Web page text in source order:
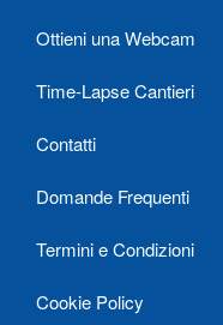
Ottieni una Webcam
Time-Lapse Cantieri
Contatti
Domande Frequenti
Termini e Condizioni
Cookie Policy